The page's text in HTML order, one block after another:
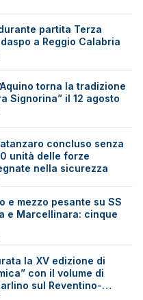
partita Terza
a Reggio Calabria
torna la tradizione
Signorina” il 12 agosto
concluso senza
unità delle forze
nella sicurezza
e mezzo pesante su SS
e Marcellinara: cinque
la XV edizione di
con il volume di
sul Reventino-